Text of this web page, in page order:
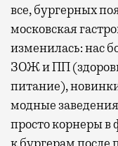
все, бургерных
московская
изменилась: нас
ЗОЖ и ПП
питание),
модные
просто корнеры в